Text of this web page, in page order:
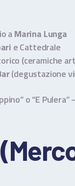
aMarina Lunga
e Cattedrale
(ceramiche
(degustazione
o “E